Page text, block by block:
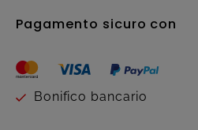
Pagamento sicuro con
Bonifico bancario